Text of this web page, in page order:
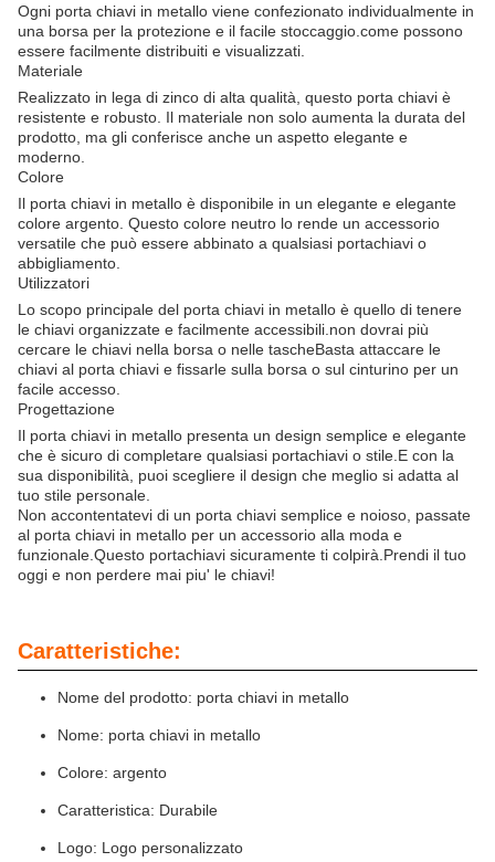
Ogni porta chiavi in metallo viene confezionato individualmente in
una borsa per la protezione e il facile stoccaggio.come possono
essere facilmente distribuiti e visualizzati.
Materiale
Realizzato in lega di zinco di alta qualità, questo porta chiavi è
resistente e robusto. Il materiale non solo aumenta la durata del
prodotto, ma gli conferisce anche un aspetto elegante e
moderno.
Colore
Il porta chiavi in metallo è disponibile in un elegante e elegante
colore argento. Questo colore neutro lo rende un accessorio
versatile che può essere abbinato a qualsiasi portachiavi o
abbigliamento.
Utilizzatori
Lo scopo principale del porta chiavi in metallo è quello di tenere
le chiavi organizzate e facilmente accessibili.non dovrai più
cercare le chiavi nella borsa o nelle tascheBasta attaccare le
chiavi al porta chiavi e fissarle sulla borsa o sul cinturino per un
facile accesso.
Progettazione
Il porta chiavi in metallo presenta un design semplice e elegante
che è sicuro di completare qualsiasi portachiavi o stile.E con la
sua disponibilità, puoi scegliere il design che meglio si adatta al
tuo stile personale.
Non accontentatevi di un porta chiavi semplice e noioso, passate
al porta chiavi in metallo per un accessorio alla moda e
funzionale.Questo portachiavi sicuramente ti colpirà.Prendi il tuo
oggi e non perdere mai piu' le chiavi!
Caratteristiche:
Nome del prodotto: porta chiavi in metallo
Nome: porta chiavi in metallo
Colore: argento
Caratteristica: Durabile
Logo: Logo personalizzato